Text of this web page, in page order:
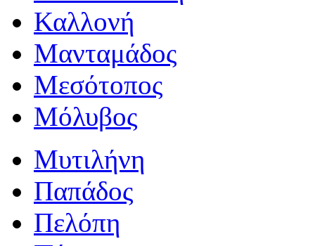
Καλλονή
Μανταμάδος
Μεσότοπος
Μόλυβος
Μυτιλήνη
Παπάδος
Πελόπη